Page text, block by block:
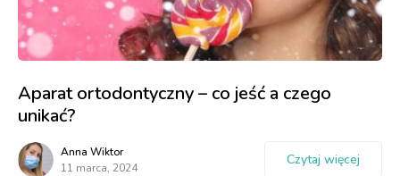
Aparat ortodontyczny – co jeść a czego
unikać?
Anna Wiktor
11 marca, 2024
Czytaj więcej